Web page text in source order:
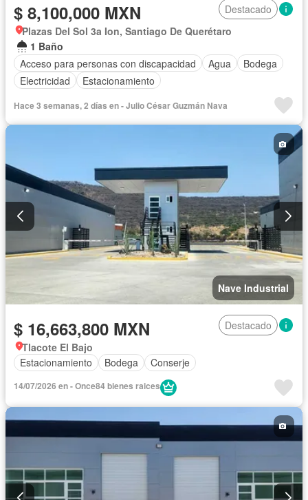
$ 8,100,000 MXN
Destacado
Plazas Del Sol 3a Ion, Santiago De Querétaro
1 Baño
Acceso para personas con discapacidad
Agua
Bodega
Electricidad
Estacionamiento
Hace 3 semanas, 2 días en - Julio César Guzmán Nava
Nave Industrial
$ 16,663,800 MXN
Destacado
Tlacote El Bajo
Estacionamiento
Bodega Conserje
14/07/2026 en - Once84 bienes raices